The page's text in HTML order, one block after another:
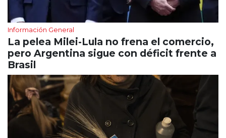
Información General
La pelea Milei-Lula no frena el comercio,
pero Argentina sigue con déficit frente a
Brasil